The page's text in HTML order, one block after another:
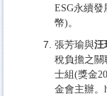
ESG永續發
幣)。
張芳瑜與汪
稅負擔之關
士組(獎金
金會主辦。